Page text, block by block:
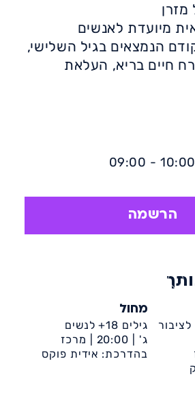
מיועדת לאנשים
הנמצאים בגיל השלישי,
חיים בריא, העלאת
לגוף, שיפור היציבות,
בגיל זה, מסייעת
חיים, משפרת את
ומשמרת את הבריאות
העצמי. ההתעמלות כוללת
מבוקרת ובה מרכיבי כוח,
הרשמה
10:00 - 09:00
לציבור
מחול
גילים 18+ לנשים
ג' | 20:00 |
מרכז
קהילתי דיונה
בהדרכת: אידית פוקס